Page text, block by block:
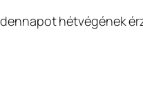
hétvégének